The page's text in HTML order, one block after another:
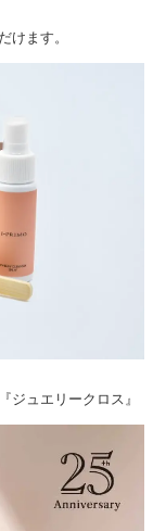
けます。
ジュエリークロス』